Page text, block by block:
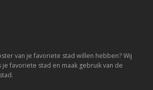
van je favoriete stad willen hebben? Wij
favoriete stad en maak gebruik van de